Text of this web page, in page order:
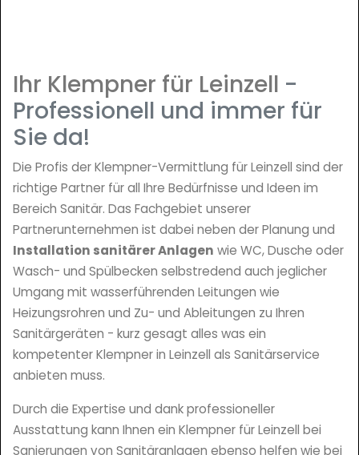
Ihr Klempner für Leinzell -
Professionell und immer für
Sie da!
Die Profis der Klempner-Vermittlung für Leinzell sind der
richtige Partner für all Ihre Bedürfnisse und Ideen im
Bereich Sanitär. Das Fachgebiet unserer
Partnerunternehmen ist dabei neben der Planung und
Installation sanitärer Anlagen wie WC, Dusche oder
Wasch- und Spülbecken selbstredend auch jeglicher
Umgang mit wasserführenden Leitungen wie
Heizungsrohren und Zu- und Ableitungen zu Ihren
Sanitärgeräten - kurz gesagt alles was ein
kompetenter Klempner in Leinzell als Sanitärservice
anbieten muss.
Durch die Expertise und dank professioneller
Ausstattung kann Ihnen ein Klempner für Leinzell bei
Sanierungen von Sanitäranlagen ebenso helfen wie bei